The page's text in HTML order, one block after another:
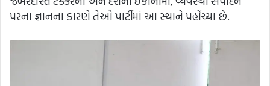
પરના જ્ઞાનના કારણે તેઓ પાર્ટીમાં આ સ્થાને પહોંચ્યા છે.